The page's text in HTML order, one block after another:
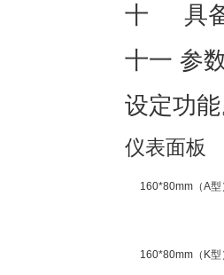
十 具备
十一 参
设定功
仪表面板
160*80mm（A型
160*80mm（K型